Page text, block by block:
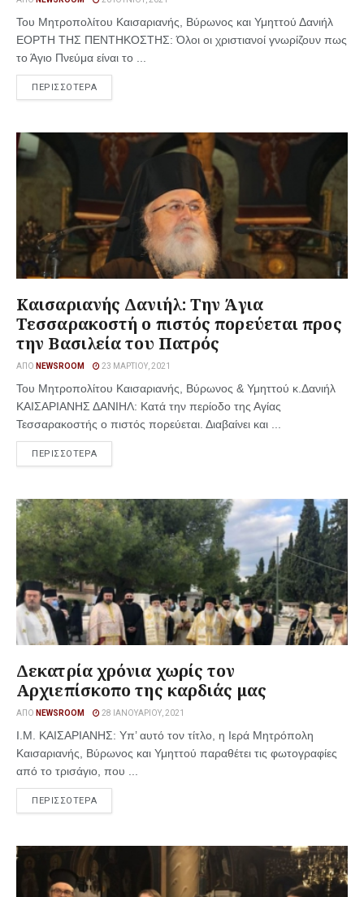
Του Μητροπολίτου Καισαριανής, Βύρωνος και Υμηττού Δανιήλ
ΕΟΡΤΗ ΤΗΣ ΠΕΝΤΗΚΟΣΤΗΣ: Όλοι οι χριστιανοί γνωρίζουν πως
το Άγιο Πνεύμα είναι το ...
ΠΕΡΙΣΣΟΤΕΡΑ
Καισαριανής Δανιήλ: Την Άγια
Τεσσαρακοστή ο πιστός πορεύεται προς
την Βασιλεία του Πατρός
ΑΠΌ NEWSROOM 23 ΜΑΡΤΊΟΥ, 2021
Του Μητροπολίτου Καισαριανής, Βύρωνος & Υμηττού κ.Δανιήλ
ΚΑΙΣΑΡΙΑΝΗΣ ΔΑΝΙΗΛ: Κατά την περίοδο της Αγίας
Τεσσαρακοστής ο πιστός πορεύεται. Διαβαίνει και ...
ΠΕΡΙΣΣΟΤΕΡΑ
Δεκατρία χρόνια χωρίς τον
Αρχιεπίσκοπο της καρδιάς μας
ΑΠΌ NEWSROOM 28 ΙΑΝΟΥΑΡΊΟΥ, 2021
Ι.Μ. ΚΑΙΣΑΡΙΑΝΗΣ: Υπ’ αυτό τον τίτλο, η Ιερά Μητρόπολη
Καισαριανής, Βύρωνος και Υμηττού παραθέτει τις φωτογραφίες
από το τρισάγιο, που ...
ΠΕΡΙΣΣΟΤΕΡΑ